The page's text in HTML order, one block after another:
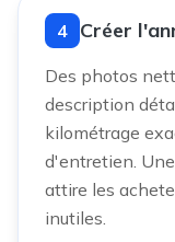
4 Créer
Des photos
description
kilométrage
d'entretien.
attire les
inutiles.